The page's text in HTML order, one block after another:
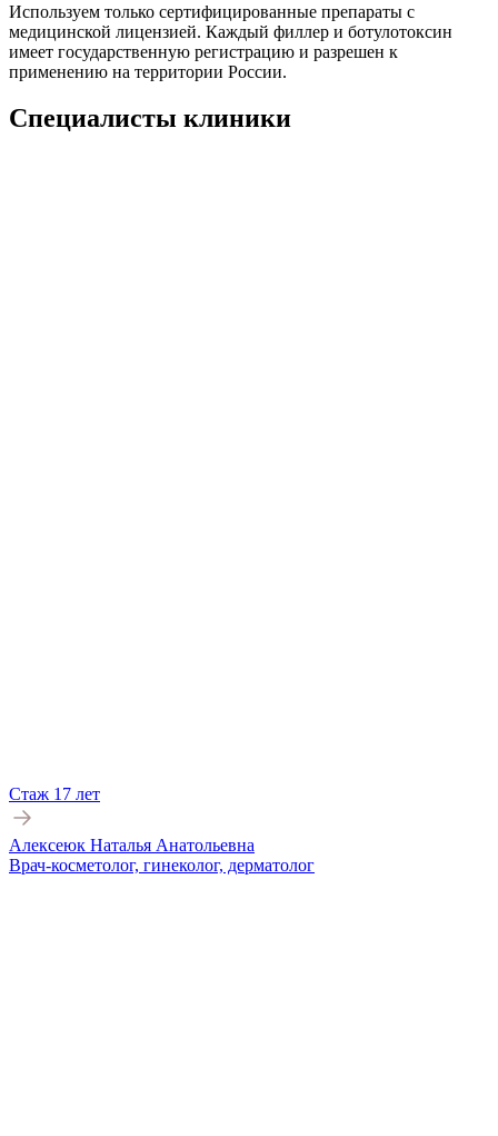
Используем только сертифицированные препараты с
медицинской лицензией. Каждый филлер и ботулотоксин
имеет государственную регистрацию и разрешен к
применению на территории России.
Специалисты клиники
Стаж 17 лет
Алексеюк Наталья Анатольевна
Врач-косметолог, гинеколог, дерматолог